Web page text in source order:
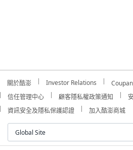
關於酷澎 Investor Relations
信任管理中心
顧客隱私權政策通知
資訊安全及隱私保護認證
加入酷澎商城
Global Site